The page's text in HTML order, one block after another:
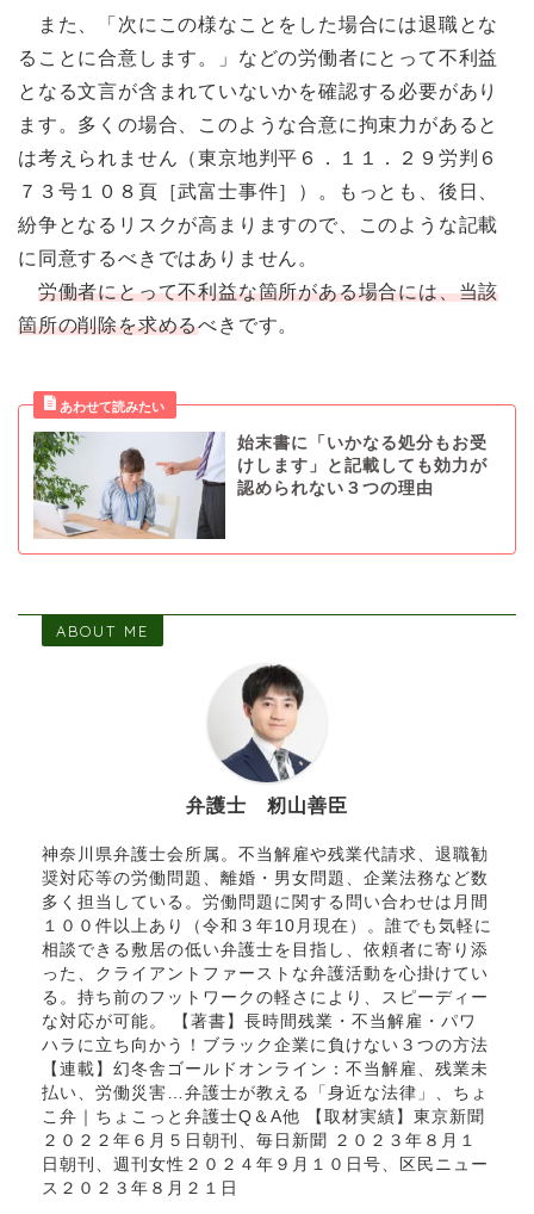
また、「次にこの様なことをした場合には退職とな
ることに合意します。」などの労働者にとって不利益
となる文言が含まれていないかを確認する必要があり
ます。多くの場合、このような合意に拘束力があると
は考えられません（東京地判平６．１１．２９労判６
７３号１０８頁［武富士事件］）。もっとも、後日、
紛争となるリスクが高まりますので、このような記載
に同意するべきではありません。
労働者にとって不利益な箇所がある場合には、当該
箇所の削除を求めるべきです。
始末書に「いかなる処分もお受
けします」と記載しても効力が
認められない３つの理由
ABOUT ME
弁護士 籾山善臣
神奈川県弁護士会所属。不当解雇や残業代請求、退職勧
奨対応等の労働問題、離婚・男女問題、企業法務など数
多く担当している。労働問題に関する問い合わせは月間
１００件以上あり（令和３年10月現在）。誰でも気軽に
相談できる敷居の低い弁護士を目指し、依頼者に寄り添
った、クライアントファーストな弁護活動を心掛けてい
る。持ち前のフットワークの軽さにより、スピーディー
な対応が可能。 【著書】長時間残業・不当解雇・パワ
ハラに立ち向かう！ブラック企業に負けない３つの方法
【連載】幻冬舎ゴールドオンライン：不当解雇、残業未
払い、労働災害…弁護士が教える「身近な法律」、ちょ
こ弁｜ちょこっと弁護士Q＆A他 【取材実績】東京新聞
２０２２年６月５日朝刊、毎日新聞 ２０２３年８月１
日朝刊、週刊女性２０２４年９月１０日号、区民ニュー
ス２０２３年８月２１日